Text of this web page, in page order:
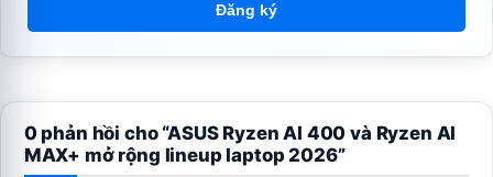
Đăng ký
0 phản hồi cho “ASUS Ryzen AI 400 và Ryzen AI
MAX+ mở rộng lineup laptop 2026”